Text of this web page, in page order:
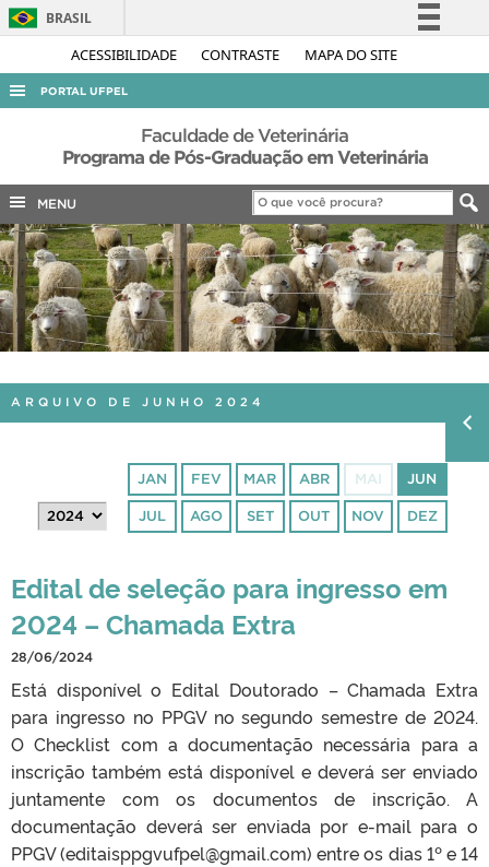
ACESSIBILIDADE CONTRASTE MAPA DO SITE
BRASIL
Simplifique!
Acesso à informação
Legislação
Canais
PORTAL UFPEL
ACESSO À INFORMAÇÃO
AUDITORIA
COBALTO
CONCURSOS
EDITAIS
INTERNACIONAL
OUVIDORIA
TELEFONES
Faculdade de Veterinária
Programa de Pós-Graduação em Veterinária
MENU
ARQUIVO DE JUNHO 2024
JAN FEV MAR ABR MAI JUN
JUL AGO SET OUT NOV DEZ
Edital de seleção para ingresso em
2024 – Chamada Extra
28/06/2024
Está disponível o Edital Doutorado – Chamada Extra
para ingresso no PPGV no segundo semestre de 2024.
O Checklist com a documentação necessária para a
inscrição também está disponível e deverá ser enviado
juntamente com os documentos de inscrição. A
documentação deverá ser enviada por e-mail para o
PPGV (editaisppgvufpel@gmail.com) entre os dias 1º e 14